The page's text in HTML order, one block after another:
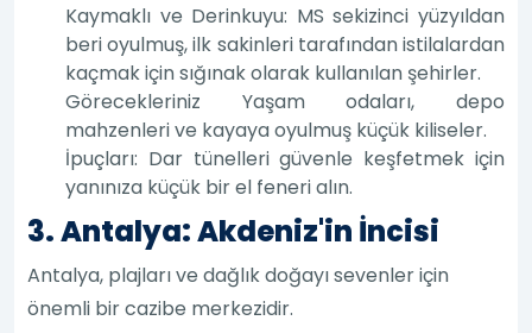
Kaymaklı ve Derinkuyu: MS sekizinci yüzyıldan
beri oyulmuş, ilk sakinleri tarafından istilalardan
kaçmak için sığınak olarak kullanılan şehirler.
Görecekleriniz Yaşam odaları, depo
mahzenleri ve kayaya oyulmuş küçük kiliseler.
İpuçları: Dar tünelleri güvenle keşfetmek için
yanınıza küçük bir el feneri alın.
3. Antalya: Akdeniz'in İncisi
Antalya, plajları ve dağlık doğayı sevenler için
önemli bir cazibe merkezidir.